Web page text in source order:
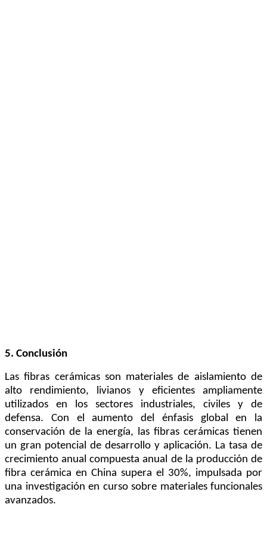
5. Conclusión
Las fibras cerámicas son materiales de aislamiento de
alto rendimiento, livianos y eficientes ampliamente
utilizados en los sectores industriales, civiles y de
defensa. Con el aumento del énfasis global en la
conservación de la energía, las fibras cerámicas tienen
un gran potencial de desarrollo y aplicación. La tasa de
crecimiento anual compuesta anual de la producción de
fibra cerámica en China supera el 30%, impulsada por
una investigación en curso sobre materiales funcionales
avanzados.